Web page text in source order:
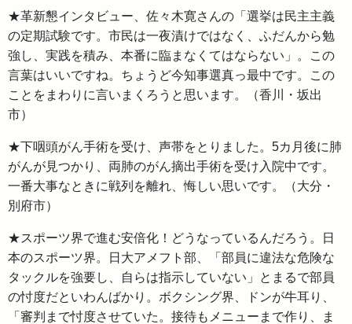
★革新懇インタビュー、佐々木寛さんの「選挙は民主主義
の定期試験です。市民は一夜漬けではなく、ふだんから勉
強し、実践を積み、本番に臨まなくてはならない」。この
言葉はいいですね。ちょうど今知事選真っ最中です。この
ことをまわりに言いまくろうと思います。（香川・坂出
市）
★下咽頭がん手術を受け、声帯をとりました。5カ月後に肺
がんが見つかり、両肺のがん摘出手術を受け入院中です。
一番大事なときに戦列を離れ、悔しい思いです。（大分・
別府市）
★スポーツ界で進む安倍化！どうなっているんだろう。日
本のスポーツ界。日大アメフト部、「部員に違法な危険な
タックルを強要し、自らは指示していない」とまるで部員
の忖度だといわんばかり。ボクシング界、ドンが牛耳り、
「審判まで忖度させていた。接待もメニューまで作り、ま